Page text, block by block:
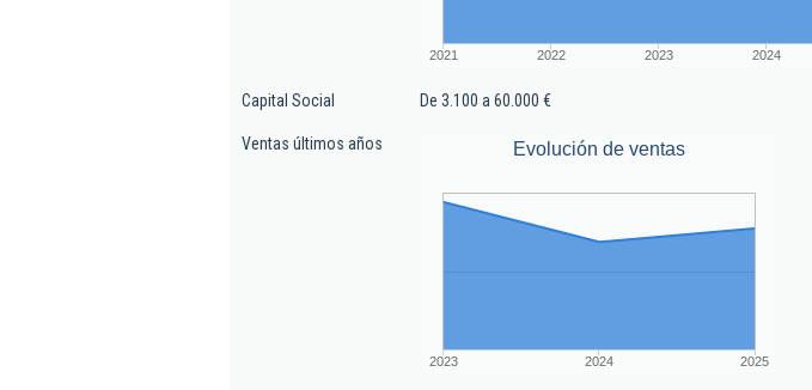
2021 2022 2023 2024
Capital Social De 3.100 a 60.000 €
Ventas últimos años Evolución de ventas
2023 2024 2025